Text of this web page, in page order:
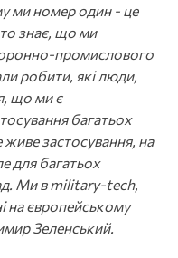
ми номер один - це
знає, що ми
промислового
робити, які люди,
що ми є
багатьох
живе застосування, на
для багатьох
Ми в military-tech,
на європейському
Зеленський.